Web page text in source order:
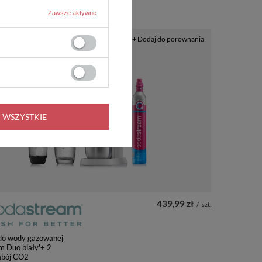
wody gazowanej
Duo biały'+ 2
CO2
439,99 zł / szt.
+ Dodaj do porównania
Zawsze aktywne